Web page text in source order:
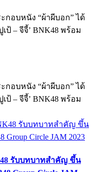
กอบหนัง “ผ้าผีบอก” ได้
ป้ – จีจี้’ BNK48 พร้อม
กอบหนัง “ผ้าผีบอก” ได้
ป้ – จีจี้’ BNK48 พร้อม
รับบทบาทสำคัญ ขึ้น